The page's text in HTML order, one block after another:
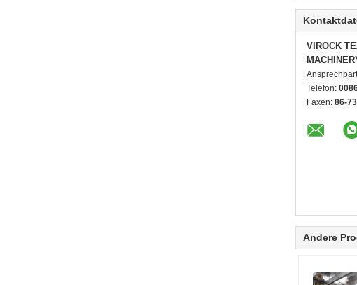
VIROCK
Telefon:
Faxen: 86-
Andere